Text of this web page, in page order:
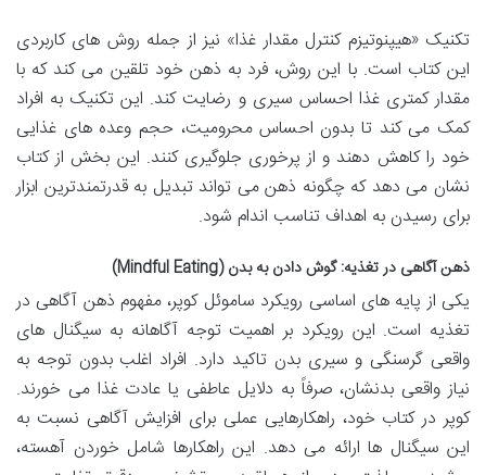
تکنیک «هیپنوتیزم کنترل مقدار غذا» نیز از جمله روش های کاربردی
این کتاب است. با این روش، فرد به ذهن خود تلقین می کند که با
مقدار کمتری غذا احساس سیری و رضایت کند. این تکنیک به افراد
کمک می کند تا بدون احساس محرومیت، حجم وعده های غذایی
خود را کاهش دهند و از پرخوری جلوگیری کنند. این بخش از کتاب
نشان می دهد که چگونه ذهن می تواند تبدیل به قدرتمندترین ابزار
برای رسیدن به اهداف تناسب اندام شود.
ذهن آگاهی در تغذیه: گوش دادن به بدن (Mindful Eating)
یکی از پایه های اساسی رویکرد ساموئل کوپر، مفهوم ذهن آگاهی در
تغذیه است. این رویکرد بر اهمیت توجه آگاهانه به سیگنال های
واقعی گرسنگی و سیری بدن تاکید دارد. افراد اغلب بدون توجه به
نیاز واقعی بدنشان، صرفاً به دلایل عاطفی یا عادت غذا می خورند.
کوپر در کتاب خود، راهکارهایی عملی برای افزایش آگاهی نسبت به
این سیگنال ها ارائه می دهد. این راهکارها شامل خوردن آهسته،